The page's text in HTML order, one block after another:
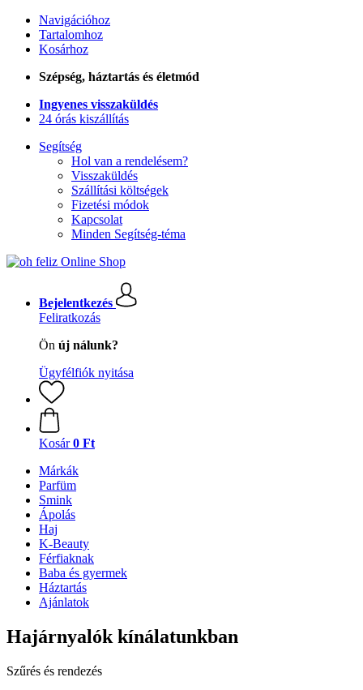
Navigációhoz
Tartalomhoz
Kosárhoz
Szépség, háztartás és életmód
Ingyenes visszaküldés
24 órás kiszállítás
Segítség
Hol van a rendelésem?
Visszaküldés
Szállítási költségek
Fizetési módok
Kapcsolat
Minden Segítség-téma
Bejelentkezés
Feliratkozás
Ön új nálunk?
Ügyfélfiók nyitása
Kosár 0 Ft
Márkák
Parfüm
Smink
Ápolás
Haj
K-Beauty
Férfiaknak
Baba és gyermek
Háztartás
Ajánlatok
Hajárnyalók kínálatunkban
Szűrés és rendezés